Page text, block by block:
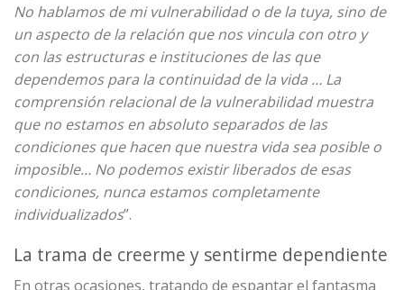
No hablamos de mi vulnerabilidad o de la tuya, sino de
un aspecto de la relación que nos vincula con otro y
con las estructuras e instituciones de las que
dependemos para la continuidad de la vida … La
comprensión relacional de la vulnerabilidad muestra
que no estamos en absoluto separados de las
condiciones que hacen que nuestra vida sea posible o
imposible… No podemos existir liberados de esas
condiciones, nunca estamos completamente
individualizados”.
La trama de creerme y sentirme dependiente
En otras ocasiones, tratando de espantar el fantasma